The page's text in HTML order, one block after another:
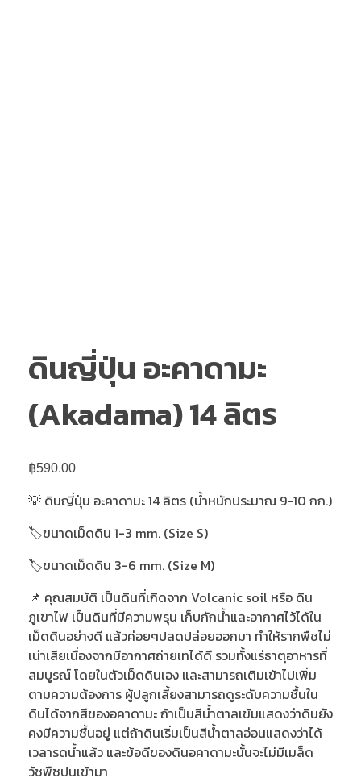
ดินญี่ปุ่น อะคาดามะ
(Akadama) 14 ลิตร
฿590.00
💡 ดินญี่ปุ่น อะคาดามะ 14 ลิตร (น้ำหนักประมาณ 9-10 กก.)
🏷️ขนาดเม็ดดิน 1-3 mm. (Size S)
🏷️ขนาดเม็ดดิน 3-6 mm. (Size M)
📌 คุณสมบัติ เป็นดินที่เกิดจาก Volcanic soil หรือ ดิน
ภูเขาไฟ เป็นดินที่มีความพรุน เก็บกักน้ำและอากาศไว้ได้ใน
เม็ดดินอย่างดี แล้วค่อยๆปลดปล่อยออกมา ทำให้รากพืชไม่
เน่าเสียเนื่องจากมีอากาศถ่ายเทได้ดี รวมทั้งแร่ธาตุอาหารที่
สมบูรณ์ โดยในตัวเม็ดดินเอง และสามารถเติมเข้าไปเพิ่ม
ตามความต้องการ ผู้ปลูกเลี้ยงสามารถดูระดับความชื้นใน
ดินได้จากสีของอคาดามะ ถ้าเป็นสีน้ำตาลเข้มแสดงว่าดินยัง
คงมีความชื้นอยู่ แต่ถ้าดินเริ่มเป็นสีน้ำตาลอ่อนแสดงว่าได้
เวลารดน้ำแล้ว และข้อดีของดินอคาดามะนั้นจะไม่มีเมล็ด
วัชพืชปนเข้ามา